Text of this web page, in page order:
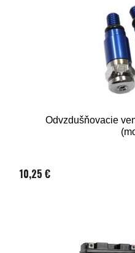
Odvzdušňovacie
10,25 €